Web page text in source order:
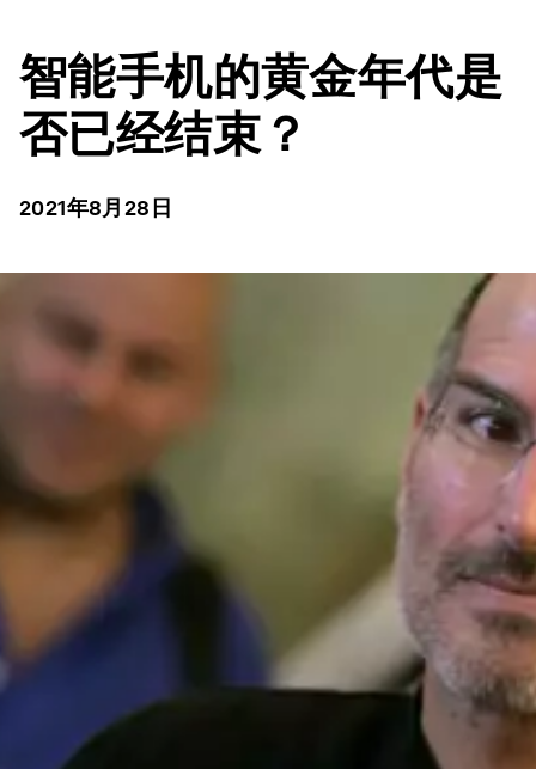
智能手机的黄金年代是
否已经结束？
2021年8月28日